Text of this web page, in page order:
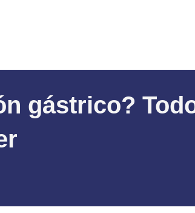
gástrico?